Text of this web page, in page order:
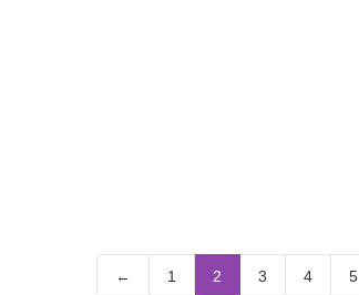
← 1 2 3 4 5